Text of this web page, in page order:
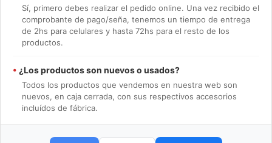
Sí, primero debes realizar el pedido online. Una vez recibido el
comprobante de pago/seña, tenemos un tiempo de entrega
de 2hs para celulares y hasta 72hs para el resto de los
productos.
• ¿Los productos son nuevos o usados?
Todos los productos que vendemos en nuestra web son
nuevos, en caja cerrada, con sus respectivos accesorios
incluídos de fábrica.